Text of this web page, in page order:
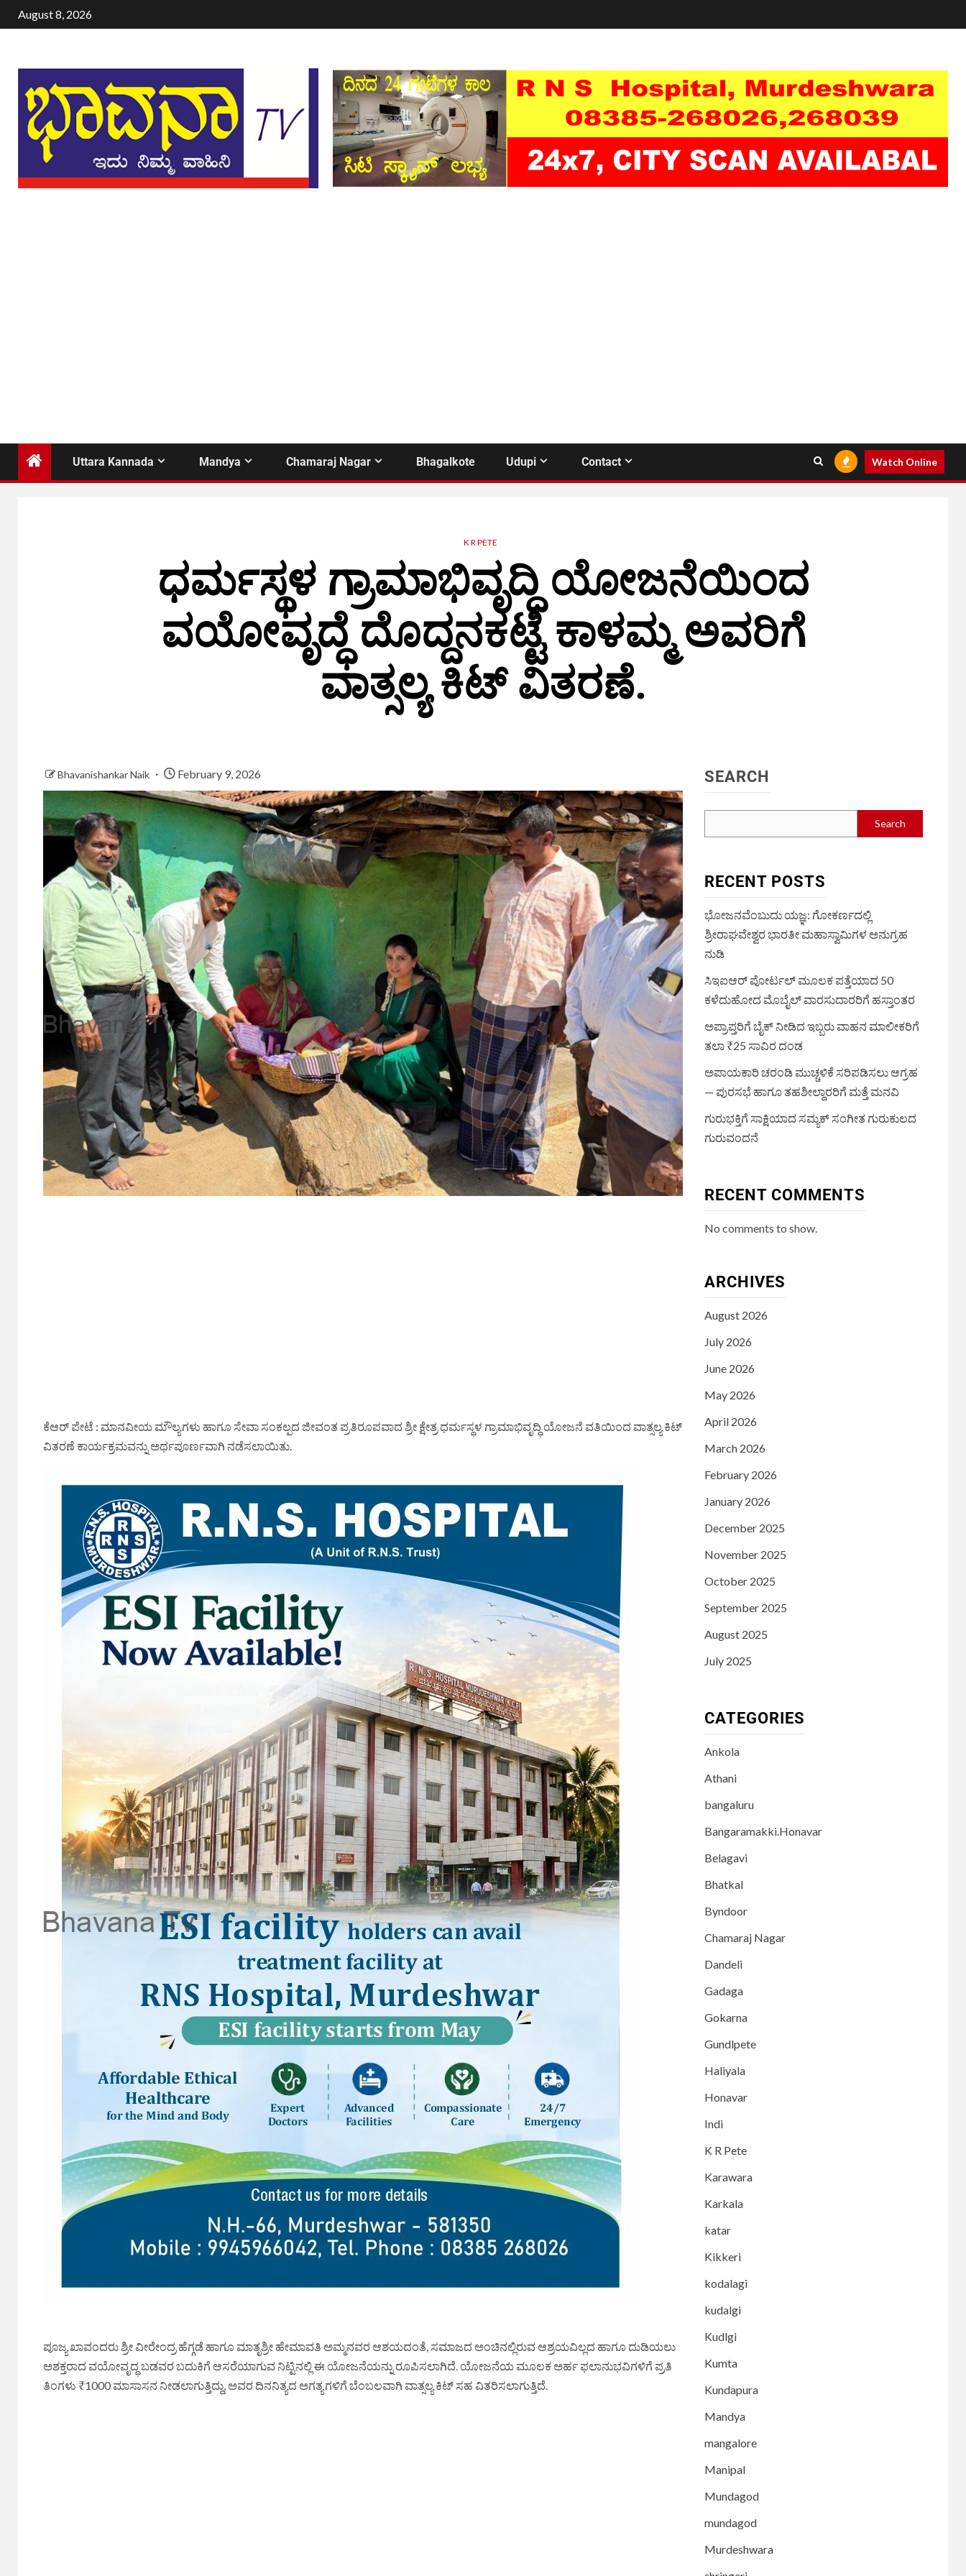
August 8, 2026
Uttara Kannada Mandya Chamaraj Nagar Bhagalkote Udupi Contact Watch Online
K R PETE
ಧರ್ಮಸ್ಥಳ ಗ್ರಾಮಾಭಿವೃದ್ಧಿ ಯೋಜನೆಯಿಂದ
ವಯೋವೃದ್ಧೆ ದೊದ್ದನಕಟ್ಟೆ ಕಾಳಮ್ಮ ಅವರಿಗೆ
ವಾತ್ಸಲ್ಯ ಕಿಟ್ ವಿತರಣೆ.
Bhavanishankar Naik February 9, 2026
ಕೆಆರ್ ಪೇಟೆ : ಮಾನವೀಯ ಮೌಲ್ಯಗಳು ಹಾಗೂ ಸೇವಾ ಸಂಕಲ್ಪದ ಜೀವಂತ ಪ್ರತಿರೂಪವಾದ ಶ್ರೀ ಕ್ಷೇತ್ರ ಧರ್ಮಸ್ಥಳ ಗ್ರಾಮಾಭಿವೃದ್ಧಿ ಯೋಜನೆ ವತಿಯಿಂದ ವಾತ್ಸಲ್ಯ ಕಿಟ್
ವಿತರಣೆ ಕಾರ್ಯಕ್ರಮವನ್ನು ಅರ್ಥಪೂರ್ಣವಾಗಿ ನಡೆಸಲಾಯಿತು.
ಪೂಜ್ಯ ಖಾವಂದರು ಶ್ರೀ ವೀರೇಂದ್ರ ಹೆಗ್ಗಡೆ ಹಾಗೂ ಮಾತೃಶ್ರೀ ಹೇಮಾವತಿ ಅಮ್ಮನವರ ಆಶಯದಂತೆ, ಸಮಾಜದ ಅಂಚಿನಲ್ಲಿರುವ ಆಶ್ರಯವಿಲ್ಲದ ಹಾಗೂ ದುಡಿಯಲು
ಅಶಕ್ತರಾದ ವಯೋವೃದ್ಧ ಬಡವರ ಬದುಕಿಗೆ ಆಸರೆಯಾಗುವ ನಿಟ್ಟಿನಲ್ಲಿ ಈ ಯೋಜನೆಯನ್ನು ರೂಪಿಸಲಾಗಿದೆ. ಯೋಜನೆಯ ಮೂಲಕ ಅರ್ಹ ಫಲಾನುಭವಿಗಳಿಗೆ ಪ್ರತಿ
ತಿಂಗಳು ₹1000 ಮಾಸಾಸನ ನೀಡಲಾಗುತ್ತಿದ್ದು, ಅವರ ದಿನನಿತ್ಯದ ಅಗತ್ಯಗಳಿಗೆ ಬೆಂಬಲವಾಗಿ ವಾತ್ಸಲ್ಯ ಕಿಟ್ ಸಹ ವಿತರಿಸಲಾಗುತ್ತಿದೆ.
SEARCH
Search
RECENT POSTS
ಭೋಜನವೆಂಬುದು ಯಜ್ಞ: ಗೋಕರ್ಣದಲ್ಲಿ
ಶ್ರೀರಾಘವೇಶ್ವರ ಭಾರತೀ ಮಹಾಸ್ವಾಮಿಗಳ ಅನುಗ್ರಹ
ನುಡಿ
ಸಿಇಐಆರ್ ಪೋರ್ಟಲ್ ಮೂಲಕ ಪತ್ತೆಯಾದ 50
ಕಳೆದುಹೋದ ಮೊಬೈಲ್ ವಾರಸುದಾರರಿಗೆ ಹಸ್ತಾಂತರ
ಅಪ್ರಾಪ್ತರಿಗೆ ಬೈಕ್ ನೀಡಿದ ಇಬ್ಬರು ವಾಹನ ಮಾಲೀಕರಿಗೆ
ತಲಾ ₹25 ಸಾವಿರ ದಂಡ
ಅಪಾಯಕಾರಿ ಚರಂಡಿ ಮುಚ್ಚಳಿಕೆ ಸರಿಪಡಿಸಲು ಆಗ್ರಹ
— ಪುರಸಭೆ ಹಾಗೂ ತಹಶೀಲ್ದಾರರಿಗೆ ಮತ್ತೆ ಮನವಿ
ಗುರುಭಕ್ತಿಗೆ ಸಾಕ್ಷಿಯಾದ ಸಮ್ಯಕ್ ಸಂಗೀತ ಗುರುಕುಲದ
ಗುರುವಂದನೆ
RECENT COMMENTS
No comments to show.
ARCHIVES
August 2026
July 2026
June 2026
May 2026
April 2026
March 2026
February 2026
January 2026
December 2025
November 2025
October 2025
September 2025
August 2025
July 2025
CATEGORIES
Ankola
Athani
bangaluru
Bangaramakki.Honavar
Belagavi
Bhatkal
Byndoor
Chamaraj Nagar
Dandeli
Gadaga
Gokarna
Gundlpete
Haliyala
Honavar
Indi
K R Pete
Karawara
Karkala
katar
Kikkeri
kodalagi
kudalgi
Kudlgi
Kumta
Kundapura
Mandya
mangalore
Manipal
Mundagod
mundagod
Murdeshwara